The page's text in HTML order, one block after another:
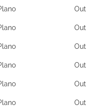
Out
Out
Out
Out
Out
Out